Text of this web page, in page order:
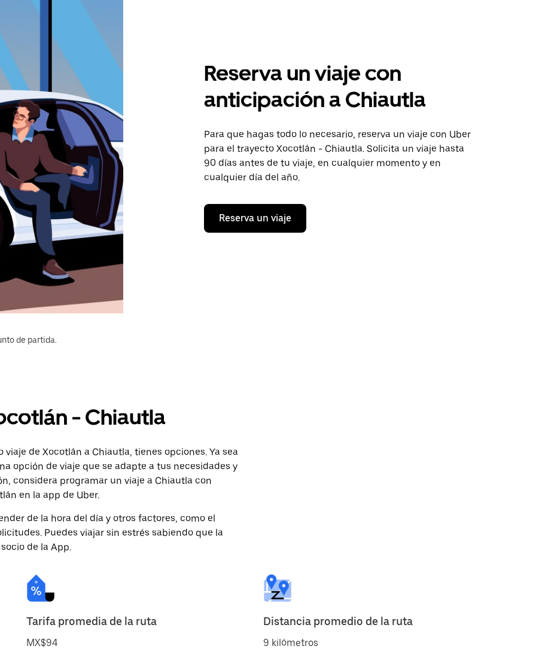
Reserva un viaje con
anticipación a Chiautla
Para que hagas todo lo necesario, reserva un viaje con Uber
para el trayecto Xocotlán - Chiautla. Solicita un viaje hasta
90 días antes de tu viaje, en cualquier momento y en
cualquier día del año.
Reserva un viaje
de partida.
- Chiautla
de Xocotlán a Chiautla, tienes opciones. Ya sea
opción de viaje que se adapte a tus necesidades y
considera programar un viaje a Chiautla con
en la app de Uber.
de la hora del día y otros factores, como el
Puedes viajar sin estrés sabiendo que la
de la App.
Tarifa promedia de la ruta
MX$94
Distancia promedio de la ruta
9 kilómetros